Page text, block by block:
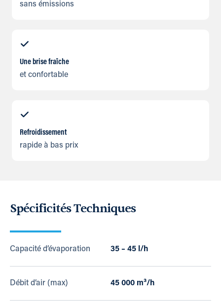
sans émissions
Une brise fraîche
et confortable
Refroidissement
rapide à bas prix
Spécificités Techniques
Capacité d’évaporation 35 – 45 l/h
Débit d’air (max) 45 000 m³/h